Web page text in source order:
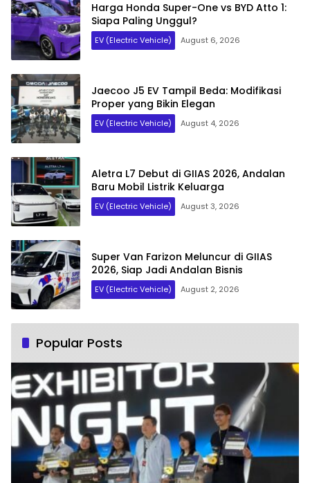
Harga Honda Super-One vs BYD Atto 1:
Siapa Paling Unggul?
EV (Electric Vehicle) August 6, 2026
Jaecoo J5 EV Tampil Beda: Modifikasi
Proper yang Bikin Elegan
EV (Electric Vehicle) August 4, 2026
Aletra L7 Debut di GIIAS 2026, Andalan
Baru Mobil Listrik Keluarga
EV (Electric Vehicle) August 3, 2026
Super Van Farizon Meluncur di GIIAS
2026, Siap Jadi Andalan Bisnis
EV (Electric Vehicle) August 2, 2026
Popular Posts